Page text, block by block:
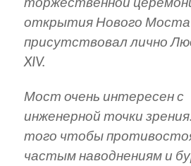
открытия Нового Моста
присутствовал лично
XIV.
Мост очень интересен с
инженерной точки
того чтобы
частым наводнениям и